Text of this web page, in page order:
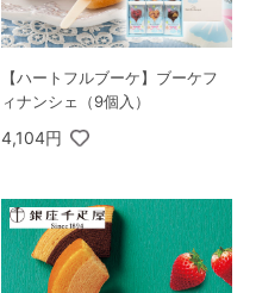
【ハートフルブーケ】ブーケフ
ィナンシェ（9個入）
4,104円